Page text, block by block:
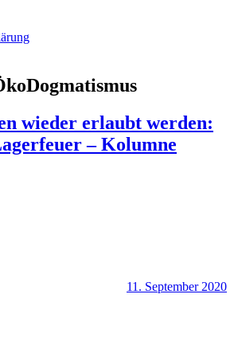
wieder erlaubt werden:
– Kolumne
11. September 2020